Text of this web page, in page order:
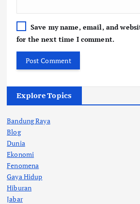
Save my name, email, and
for the next time I comment.
Explore Topics
Bandung Raya
Blog
Dunia
Ekonomi
Fenomena
Gaya Hidup
Hiburan
Jabar